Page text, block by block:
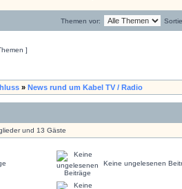
Themen vor:
]
» News rund um Kabel TV / Radio
und 13 Gäste
Keine ungelesenen